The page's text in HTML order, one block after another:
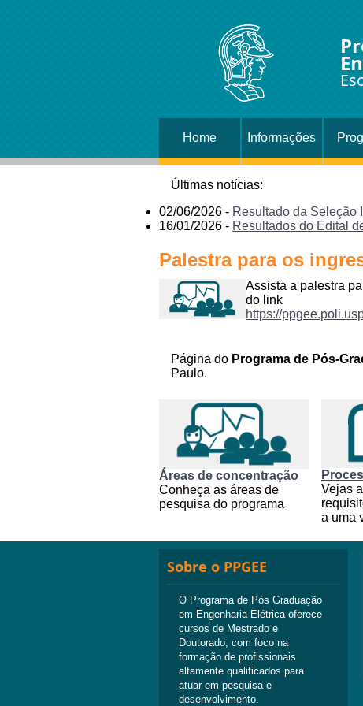
Home Informações
Últimas notícias:
02/06/2026 - Resultado da Seleção
16/01/2026 - Resultados do Edital
Palestra para os
Assista a palestra
do link
https://
Página do Programa de Pós-
Paulo.
Áreas de concentração
Conheça as áreas de
pesquisa do programa
Vejas
a uma
Sobre o PPGEE
O Programa de Pós Graduação
em Engenharia Elétrica oferece
cursos de Mestrado e
Doutorado, com foco na
formação de profissionais
altamente qualificados para
atuar em pesquisa e
desenvolvimento.